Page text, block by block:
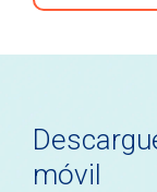
móvil